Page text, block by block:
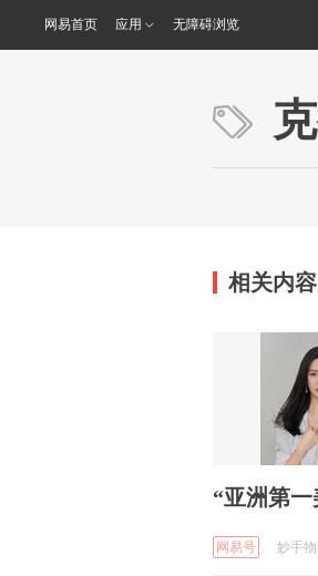
网易首页 应用 无障碍浏览
相关内容
“亚洲第
网易号 妙手